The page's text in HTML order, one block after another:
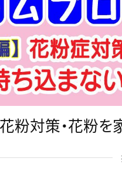
粉対策・花粉